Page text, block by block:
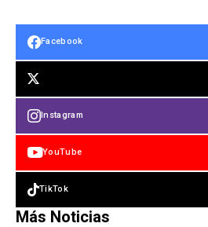
Facebook
Instagram
YouTube
TikTok
Más Noticias